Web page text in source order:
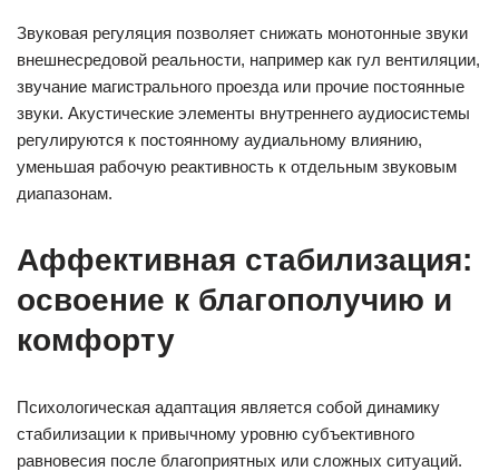
Звуковая регуляция позволяет снижать монотонные звуки
внешнесредовой реальности, например как гул вентиляции,
звучание магистрального проезда или прочие постоянные
звуки. Акустические элементы внутреннего аудиосистемы
регулируются к постоянному аудиальному влиянию,
уменьшая рабочую реактивность к отдельным звуковым
диапазонам.
Аффективная стабилизация:
освоение к благополучию и
комфорту
Психологическая адаптация является собой динамику
стабилизации к привычному уровню субъективного
равновесия после благоприятных или сложных ситуаций.